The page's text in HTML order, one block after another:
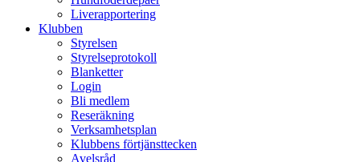
Liverapportering
Klubben
Styrelsen
Styrelseprotokoll
Blanketter
Login
Bli medlem
Reseräkning
Verksamhetsplan
Klubbens förtjänsttecken
Avelsråd